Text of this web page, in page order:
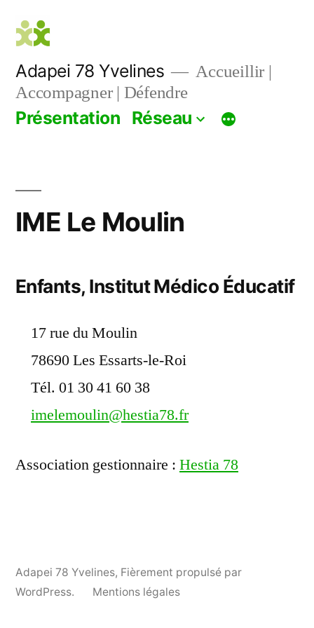
contenu
Adapei 78 Yvelines
Accueillir |
Accompagner | Défendre
Présentation Réseau
IME Le Moulin
Enfants, Institut Médico Éducatif
17 rue du Moulin
78690 Les Essarts-le-Roi
Tél. 01 30 41 60 38
imelemoulin@hestia78.fr
Association gestionnaire : Hestia 78
Adapei 78 Yvelines, Fièrement propulsé par
WordPress.
Mentions légales